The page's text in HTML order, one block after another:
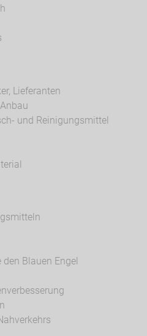
Lieferanten
und Reinigungsmittel
Blauen Engel